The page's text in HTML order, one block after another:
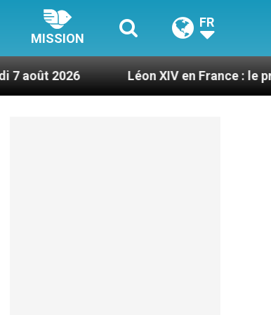
MISSION
FR
Léon XIV en France : le programme